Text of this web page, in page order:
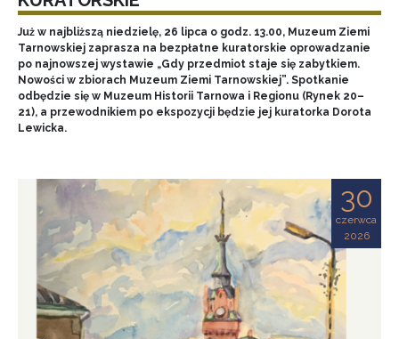
Już w najbliższą niedzielę, 26 lipca o godz. 13.00, Muzeum Ziemi
Tarnowskiej zaprasza na bezpłatne kuratorskie oprowadzanie
po najnowszej wystawie „Gdy przedmiot staje się zabytkiem.
Nowości w zbiorach Muzeum Ziemi Tarnowskiej”. Spotkanie
odbędzie się w Muzeum Historii Tarnowa i Regionu (Rynek 20–
21), a przewodnikiem po ekspozycji będzie jej kuratorka Dorota
Lewicka.
30
czerwca
2026